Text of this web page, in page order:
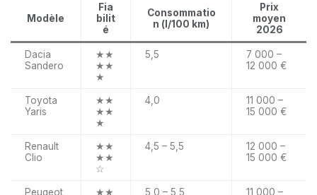
Modèle
Fia
bilit
é
Consommatio
n (l/100 km)
Prix
moyen
2026
Dacia
Sandero
★★
★★
★
5,5
7 000 –
12 000 €
Toyota
Yaris
★★
★★
★
4,0
11 000 –
15 000 €
Renault
Clio
★★
★★
☆
4,5 – 5,5
12 000 –
15 000 €
Peugeot ★★ 5,0 – 5,5 11 000 –